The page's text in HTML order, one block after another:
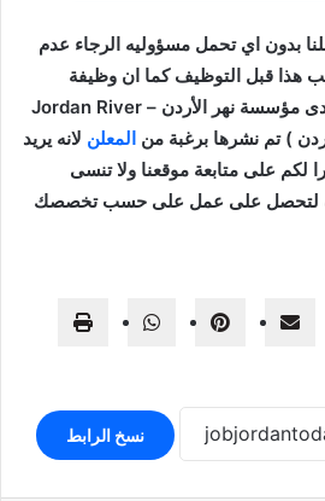
بدون اي تحمل مسؤوليه الرجاء عدم
هذا قبل التوظيف كما ان وظيفة
(مطلوب موظفين للعمل لدى مؤسسة نهر الأردن – Jordan River
المعلن لانه يريد
على متابعة موقعنا ولا تنسى
لتحصل على عمل على حسب تخصصك
نسخ الرابط